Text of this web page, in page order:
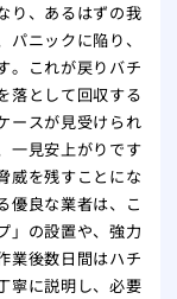
り、あるはずの我
ニックに陥り、
。これが戻りバチ
落として回収する
ースが見受けられ
一見安上がりです
威を残すことにな
優良な業者は、こ
」の設置や、強力
業後数日間はハチ
寧に説明し、必要